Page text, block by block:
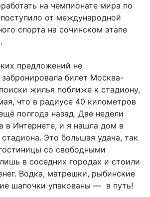
на чемпионате мира по
от международной
спорта на сочинском этапе
предложений не
билет Москва-
жилья поближе к стадиону,
что в радиусе 40 километров
полгода назад. Две недели
в Интернете, и я нашла дом в
Это большая удача, так
со свободными
в соседних городах и стоили
Водка, матрешки, рыбинские
шапочки упакованы — в путь!